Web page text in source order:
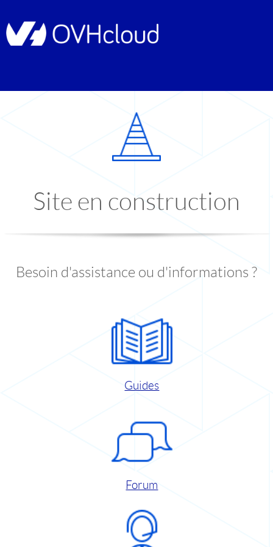
Site en construction
Besoin d'assistance ou d'informations ?
Guides
Forum